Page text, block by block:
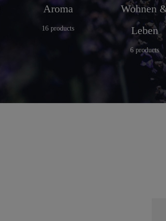
Aroma
16 products
Wohnen
Leben
6 products